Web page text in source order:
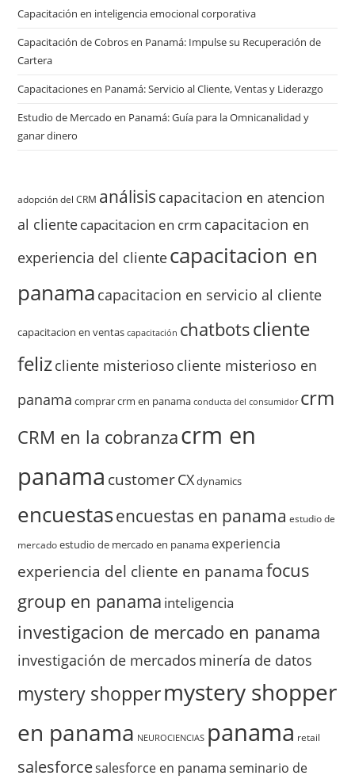
Capacitación en inteligencia emocional corporativa
Capacitación de Cobros en Panamá: Impulse su Recuperación de
Cartera
Capacitaciones en Panamá: Servicio al Cliente, Ventas y Liderazgo
Estudio de Mercado en Panamá: Guía para la Omnicanalidad y
ganar dinero
adopción del CRM análisis capacitacion en atencion
al clientecapacitacion en crm capacitacion en
experiencia del clientecapacitacion en
panama capacitacion en servicio al cliente
capacitacion en ventas capacitación chatbotscliente
felizcliente misterioso cliente misterioso en
panama comprar crm en panama conducta del consumidor crm
CRM en la cobranzacrm en
panama customerCXdynamics
encuestasencuestas en panama estudio de
mercado estudio de mercado en panama experiencia
experiencia del cliente en panama focus
group en panama inteligencia
investigacion de mercado en panama
investigación de mercados minería de datos
mystery shoppermystery shopper
en panama NEUROCIENCIAS panama retail
salesforcesalesforce en panama seminario de